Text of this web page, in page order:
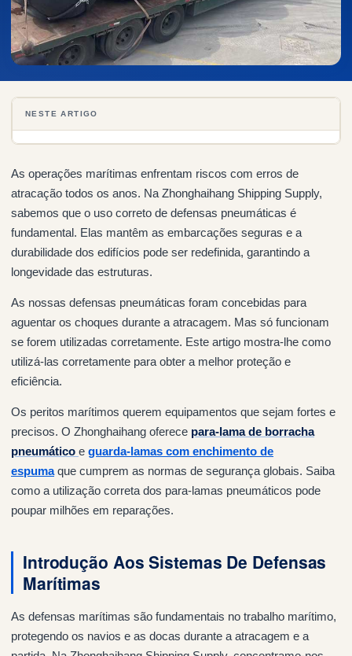
NESTE ARTIGO
As operações marítimas enfrentam riscos com erros de
atracação todos os anos. Na Zhonghaihang Shipping Supply,
sabemos que o uso correto de defensas pneumáticas é
fundamental. Elas mantêm as embarcações seguras e a
durabilidade dos edifícios pode ser redefinida, garantindo a
longevidade das estruturas.
As nossas defensas pneumáticas foram concebidas para
aguentar os choques durante a atracagem. Mas só funcionam
se forem utilizadas corretamente. Este artigo mostra-lhe como
utilizá-las corretamente para obter a melhor proteção e
eficiência.
Os peritos marítimos querem equipamentos que sejam fortes e
precisos. O Zhonghaihang oferece para-lama de borracha
pneumático e guarda-lamas com enchimento de
espumaque cumprem as normas de segurança globais. Saiba
como a utilização correta dos para-lamas pneumáticos pode
poupar milhões em reparações.
Introdução Aos Sistemas De Defensas
Marítimas
As defensas marítimas são fundamentais no trabalho marítimo,
protegendo os navios e as docas durante a atracagem e a